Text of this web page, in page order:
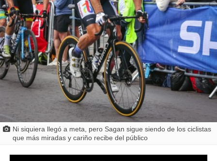
Ni siquiera llegó a meta, pero Sagan sigue siendo de los ciclistas
que más miradas y cariño recibe del público